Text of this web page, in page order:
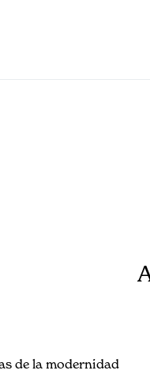
de la modernidad